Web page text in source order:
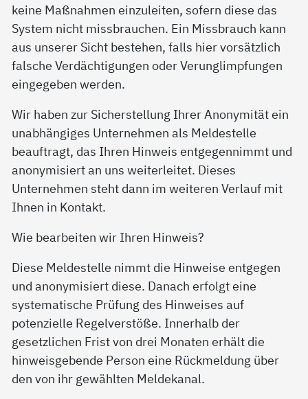
keine Maßnahmen einzuleiten, sofern diese das
System nicht missbrauchen. Ein Missbrauch kann
aus unserer Sicht bestehen, falls hier vorsätzlich
falsche Verdächtigungen oder Verunglimpfungen
eingegeben werden.
Wir haben zur Sicherstellung Ihrer Anonymität ein
unabhängiges Unternehmen als Meldestelle
beauftragt, das Ihren Hinweis entgegennimmt und
anonymisiert an uns weiterleitet. Dieses
Unternehmen steht dann im weiteren Verlauf mit
Ihnen in Kontakt.
Wie bearbeiten wir Ihren Hinweis?
Diese Meldestelle nimmt die Hinweise entgegen
und anonymisiert diese. Danach erfolgt eine
systematische Prüfung des Hinweises auf
potenzielle Regelverstöße. Innerhalb der
gesetzlichen Frist von drei Monaten erhält die
hinweisgebende Person eine Rückmeldung über
den von ihr gewählten Meldekanal.